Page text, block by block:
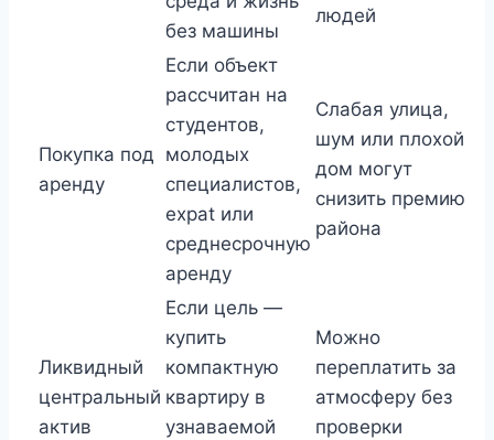
без машины
людей
Покупка под
аренду
Если объект
рассчитан на
студентов,
молодых
специалистов,
expat или
среднесрочную
аренду
Слабая улица,
шум или плохой
дом могут
снизить премию
района
Ликвидный
центральный
актив
Если цель —
купить
компактную
квартиру в
узнаваемой
Можно
переплатить за
атмосферу без
проверки